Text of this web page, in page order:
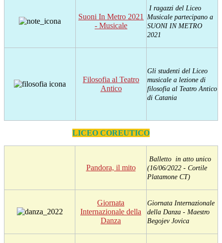
Suoni In Metro 2021
- Musicale
I ragazzi del Liceo
Musicale partecipano a
SUONI IN METRO
2021
Filosofia al Teatro
Antico
Gli studenti del Liceo
musicale a lezione di
filosofia al Teatro Antico
di Catania
LICEO COREUTICO
Pandora, il mito
Balletto in atto unico
(16/06/2022 - Cortile
Platamone CT)
Giornata
Internazionale della
Danza
Giornata Internazionale
della Danza - Maestro
Begojev Jovica